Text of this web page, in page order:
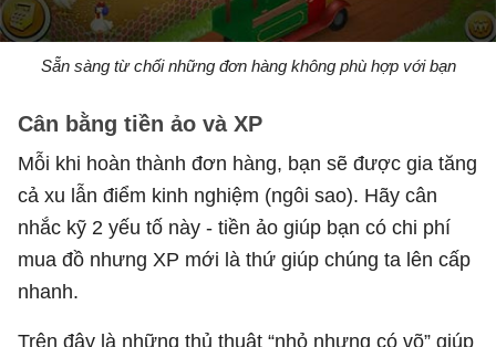
Sẵn sàng từ chối những đơn hàng không phù hợp với bạn
Cân bằng tiền ảo và XP
Mỗi khi hoàn thành đơn hàng, bạn sẽ được gia tăng
cả xu lẫn điểm kinh nghiệm (ngôi sao). Hãy cân
nhắc kỹ 2 yếu tố này - tiền ảo giúp bạn có chi phí
mua đồ nhưng XP mới là thứ giúp chúng ta lên cấp
nhanh.
Trên đây là những thủ thuật “nhỏ nhưng có võ” giúp